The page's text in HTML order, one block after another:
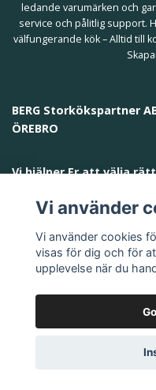
ledande varumärken och
service och pålitlig support.
välfungerande kök – Alltid till
BERG Storkökspartner
ÖREBRO
Vi hjälper Er att välja
© 2026
Vi använder
Vi använder cookies
visas för dig och för
upplevelse när du